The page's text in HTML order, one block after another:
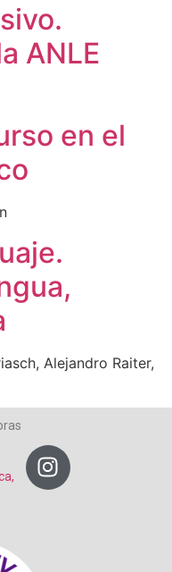
ANLE
en el
Alejandro Raiter,